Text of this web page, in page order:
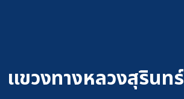
แขวงทางหลวงสุรินทร์